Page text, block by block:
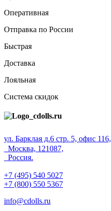
Оперативная
Отправка по России
Быстрая
Доставка
Лояльная
Система скидок
ул. Барклая д.6 стр. 5, офис 116,
Москва, 121087,
Россия.
+7 (495) 540 5027
+7 (800) 550 5367
info@cdolls.ru